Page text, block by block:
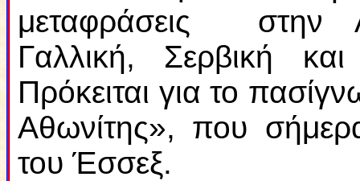
μεταφράσεις στην
Γαλλική, Σερβική
Πρόκειται για το
Αθωνίτης», που
του Έσσεξ.